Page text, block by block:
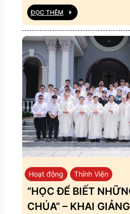
ĐỌC THÊM
Hoạt động Thỉnh Viện
“HỌC ĐỂ BIẾT
CHÚA” – KHAI